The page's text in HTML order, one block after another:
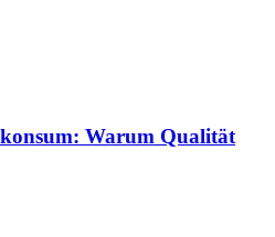
Warum Qualität